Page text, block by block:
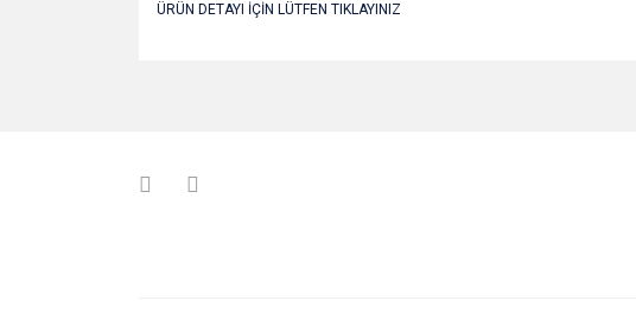
ÜRÜN DETAYI İÇİN LÜTFEN TIKLAYINIZ